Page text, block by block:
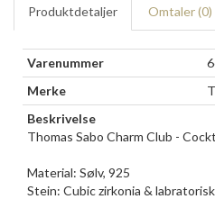
Produktdetaljer Omtaler (0)
Varenummer
Merke
Beskrivelse
Thomas Sabo Charm Club -
Material: Sølv, 925
Stein: Cubic zirkonia &